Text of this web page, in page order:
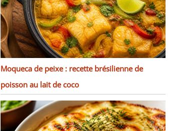
Moqueca de peixe : recette brésilienne de
poisson au lait de coco